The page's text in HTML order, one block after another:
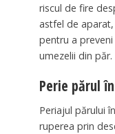
riscul de fire
astfel de
pentru a
umezelii din păr.
Perie părul
Periajul părului
ruperea prin